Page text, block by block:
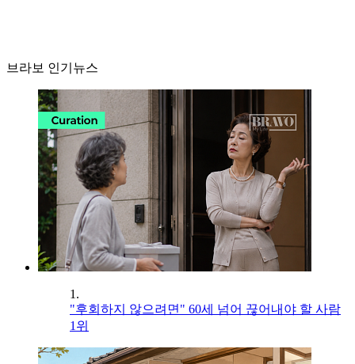
브라보 인기뉴스
1.
"후회하지 않으려면" 60세 넘어 끊어내야 할 사람
1위